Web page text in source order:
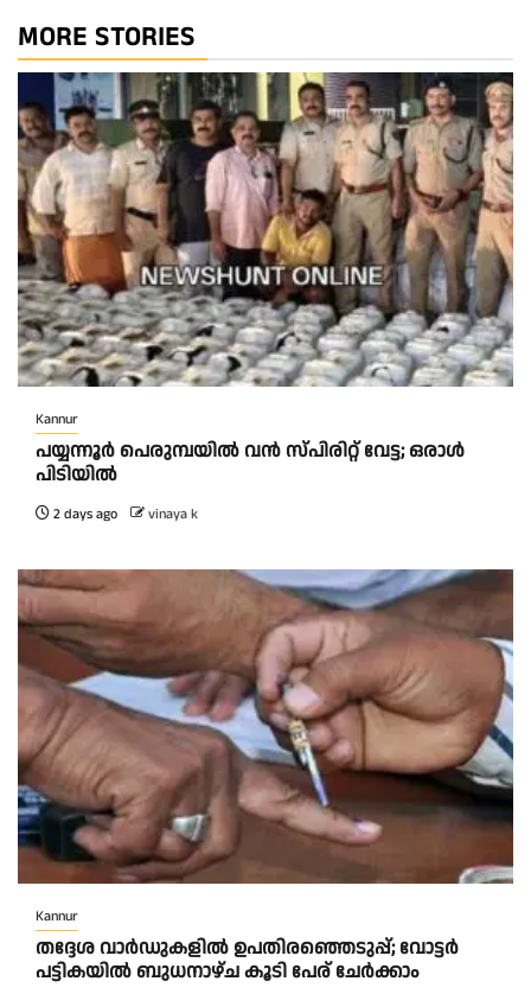
MORE STORIES
Kannur
പയ്യന്നൂർ പെരുമ്പയിൽ വൻ സ്‌പിരിറ്റ് വേട്ട; ഒരാൾ
പിടിയിൽ
2 days ago vinaya k
Kannur
തദ്ദേശ വാർഡുകളിൽ ഉപതിരഞ്ഞെടുപ്പ്; വോട്ടർ
പട്ടികയിൽ ബുധനാഴ്ച കൂടി പേര് ചേർക്കാം